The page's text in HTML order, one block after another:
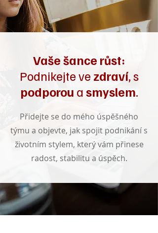
Vaše šance růst:
Podnikejte ve zdraví, s
podporou asmyslem.
Přidejte se do mého úspěšného
týmu a objevte, jak spojit podnikání s
životním stylem, který vám přinese
radost, stabilitu a úspěch.